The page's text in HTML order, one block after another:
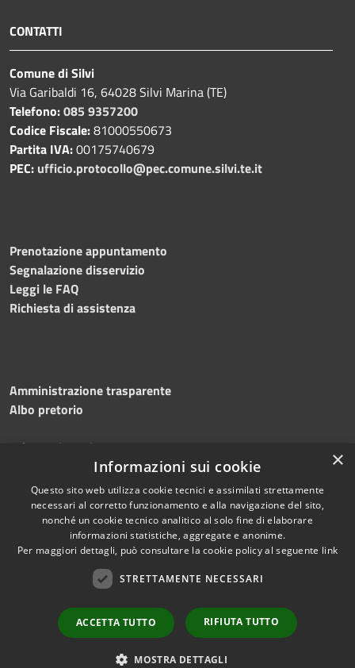
CONTATTI
Comune di Silvi
Via Garibaldi 16, 64028 Silvi Marina (TE)
Telefono:085 9357200
Codice Fiscale:81000550673
Partita IVA:00175740679
PEC: ufficio.protocollo@pec.comune.silvi.te.it
Prenotazione appuntamento
Segnalazione disservizio
Leggi le FAQ
Richiesta di assistenza
Amministrazione trasparente
Albo pretorio
Informativa privacy
Dichiarazione di accessibilità
Mappa del sito
Copyright © 2026 • Comune di
Silvi • Powered by
redazione
×
Informazioni sui cookie
Questo sito web utilizza cookie tecnici e assimilati strettamente
necessari al corretto funzionamento e alla navigazione del sito,
nonché un cookie tecnico analitico al solo fine di elaborare
informazioni statistiche, aggregate e anonime.
Per maggiori dettagli, può consultare la cookie policy al seguente link
STRETTAMENTE NECESSARI
ACCETTA TUTTO RIFIUTA TUTTO
MOSTRA DETTAGLI